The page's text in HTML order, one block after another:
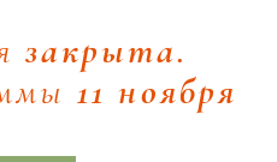
закрыта.
11 ноября